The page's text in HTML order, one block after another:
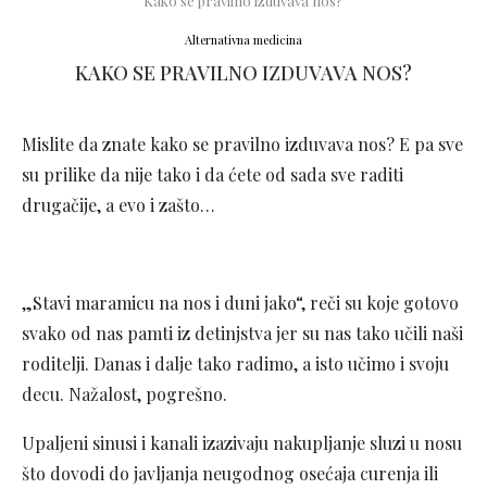
Alternativna medicina
KAKO SE PRAVILNO IZDUVAVA NOS?
Mislite da znate kako se pravilno izduvava nos? E pa sve
su prilike da nije tako i da ćete od sada sve raditi
drugačije, a evo i zašto…
„Stavi maramicu na nos i duni jako“, reči su koje gotovo
svako od nas pamti iz detinjstva jer su nas tako učili naši
roditelji. Danas i dalje tako radimo, a isto učimo i svoju
decu. Nažalost, pogrešno.
Upaljeni sinusi i kanali izazivaju nakupljanje sluzi u nosu
što dovodi do javljanja neugodnog osećaja curenja ili